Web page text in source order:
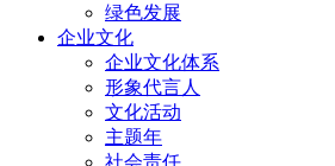
绿色发展
企业文化
企业文化体系
形象代言人
文化活动
主题年
社会责任